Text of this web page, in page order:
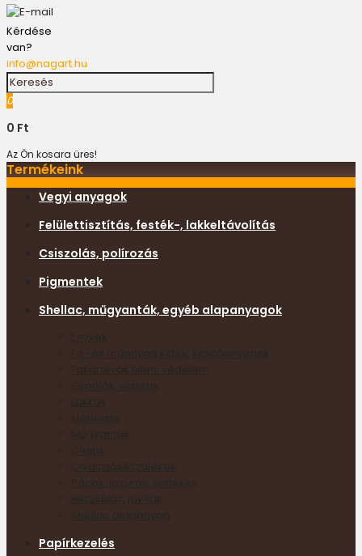
Kérdése
van?
info@nagart.hu
0
0 Ft
Az Ön kosara üres!
Termékeink
Vegyi anyagok
Felülettisztítás, festék-, lakkeltávolítás
Csiszolás, polírozás
Pigmentek
Shellac, műgyanták, egyéb alapanyagok
Enyvek
Fa- és műanyag kittek, kitöltőanyagok
Fakártevők elleni védelem
Gyanták, viaszok
Lakkok
Méhviasz
Műgyanták
Olajok
Olvasztókészülékek
Pácok, lazúrok, festékek
Retusálás, javítás
Papírkezelés